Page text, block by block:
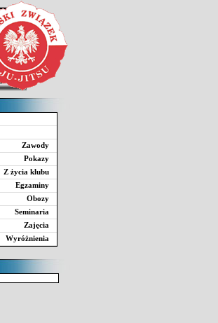
Zawody
Pokazy
Z życia klubu
Egzaminy
Obozy
Seminaria
Zajęcia
Wyróżnienia